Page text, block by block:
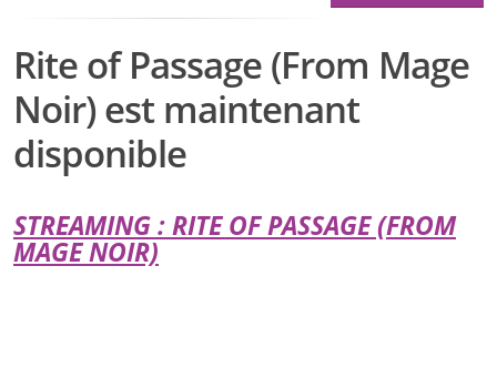
Rite of Passage (From Mage
Noir) est maintenant
disponible
STREAMING : RITE OF PASSAGE (FROM
MAGE NOIR)